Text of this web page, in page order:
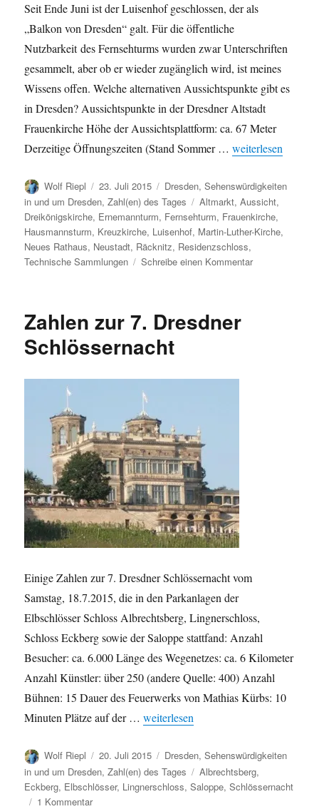
Seit Ende Juni ist der Luisenhof geschlossen, der als
„Balkon von Dresden“ galt. Für die öffentliche
Nutzbarkeit des Fernsehturms wurden zwar Unterschriften
gesammelt, aber ob er wieder zugänglich wird, ist meines
Wissens offen. Welche alternativen Aussichtspunkte gibt es
in Dresden? Aussichtspunkte in der Dresdner Altstadt
Frauenkirche Höhe der Aussichtsplattform: ca. 67 Meter
Derzeitige Öffnungszeiten (Stand Sommer …„Luisenhof und
weiterlesen
Autor
Wolf Riepl
Veröffentlicht
am
23. Juli 2015 Kategorien
Dresden,Sehenswürdigkeiten
in und um Dresden,Zahl(en) des Tages Schlagwörter
Altmarkt,Aussicht,
Dreikönigskirche, Ernemannturm, Fernsehturm, Frauenkirche,
Hausmannsturm, Kreuzkirche, Luisenhof, Martin-Luther-Kirche,
Neues Rathaus, Neustadt, Räcknitz, Residenzschloss,
Technische Sammlungen
Schreibe einen Kommentarzu
Zahlen zur 7. Dresdner
Schlössernacht
Einige Zahlen zur 7. Dresdner Schlössernacht vom
Samstag, 18.7.2015, die in den Parkanlagen der
Elbschlösser Schloss Albrechtsberg, Lingnerschloss,
Schloss Eckberg sowie der Saloppe stattfand: Anzahl
Besucher: ca. 6.000 Länge des Wegenetzes: ca. 6 Kilometer
Anzahl Künstler: über 250 (andere Quelle: 400) Anzahl
Bühnen: 15 Dauer des Feuerwerks von Mathias Kürbs: 10
Minuten Plätze auf der …„Zahlen zur 7. Dresdner
weiterlesen
Autor
Wolf Riepl
Veröffentlicht
am
20. Juli 2015 Kategorien
Dresden,Sehenswürdigkeiten
in und um Dresden,Zahl(en) des Tages Schlagwörter
Albrechtsberg,
Eckberg, Elbschlösser, Lingnerschloss,Saloppe,Schlössernacht
1 Kommentarzu